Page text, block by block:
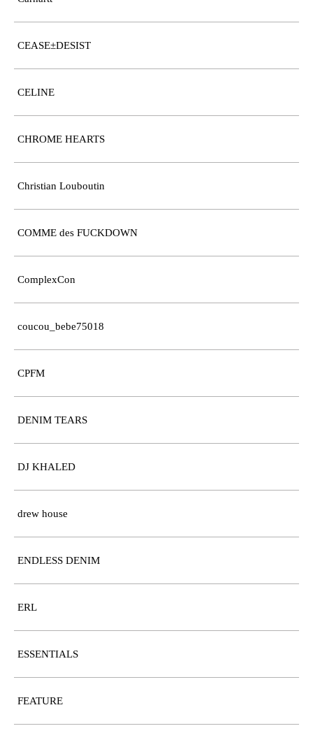
CEASE±DESIST
CELINE
CHROME HEARTS
Christian Louboutin
COMME des FUCKDOWN
ComplexCon
coucou_bebe75018
CPFM
DENIM TEARS
DJ KHALED
drew house
ENDLESS DENIM
ERL
ESSENTIALS
FEATURE